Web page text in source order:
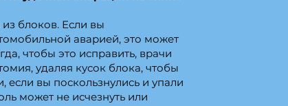
блоков. Если вы
аварией, это может
чтобы это исправить, врачи
удаляя кусок блока, чтобы
если вы поскользнулись и упали
может не исчезнуть или